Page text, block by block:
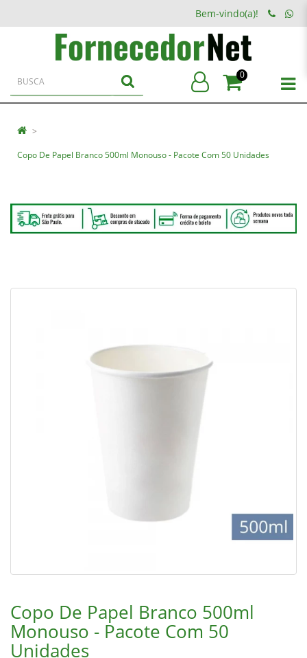
Bem-vindo(a)!
0
Copo De Papel Branco 500ml Monouso - Pacote Com 50 Unidades
Copo De Papel Branco 500ml
Monouso - Pacote Com 50
Unidades